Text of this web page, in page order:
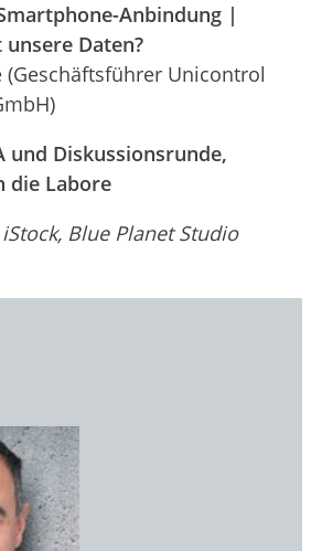
Anbindung |
Daten?
Unicontrol
und Diskussionsrunde,
die Labore
Blue Planet Studio